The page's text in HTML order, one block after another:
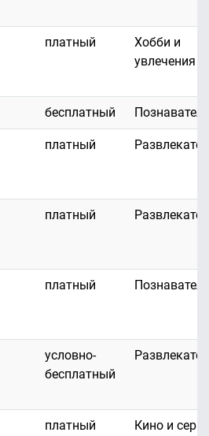
платный
Хобби и
увлечения
бесплатный
платный
платный
платный
условно-
бесплатный
платный Кино и